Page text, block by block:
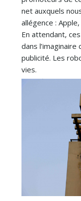
net auxquels
allégence :
En attendant,
dans
publicité. Les
vies.